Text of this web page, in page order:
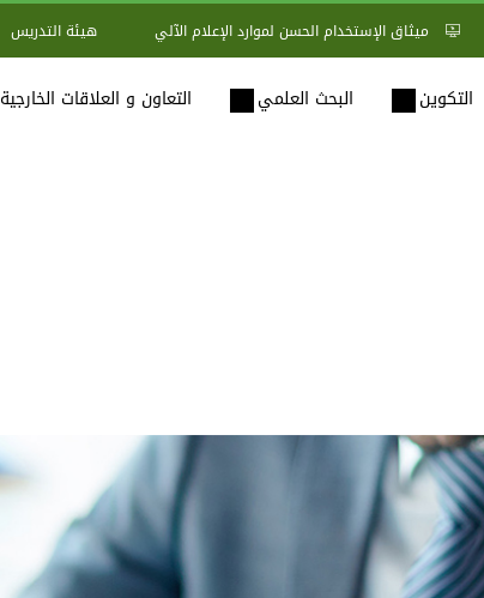
ميثاق الإستخدام الحسن لموارد الإعلام الآلي هيئة التدريس
التكوين البحث العلمي التعاون و العلاقات الخارجية